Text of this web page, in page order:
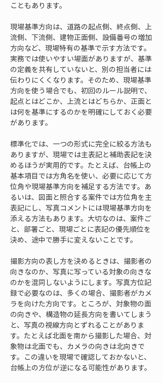
こともあります。
現場基準方向は、道路の起点側、終点側、上
流側、下流側、建物正面側、設備番号の増加
方向など、現場特有の基準で示す方法です。
実務では使いやすい場面がありますが、基準
の定義を共有していないと、別の担当者には
伝わりにくくなります。そのため、現場基準
方向を使う場合でも、初回のルール説明で、
起点とはどこか、上流とはどちらか、正面と
は何を基準にするのかを明確にしておく必要
があります。
標準化では、一つの形式に完全に絞る方法も
ありますが、現場では主表記と補助表記を決
めるほうが実用的です。たとえば、台帳上の
基本項目では方角名を使い、必要に応じて方
位角や現場基準方向を補足する方法です。あ
るいは、図面と照合する案件では方位角を主
表記にし、写真コメントには現場基準方向を
添える方法もあります。大切なのは、案件ご
と、部署ごと、現場ごとに表記の優先順位を
決め、途中で勝手に変えないことです。
撮影方向の表し方を決めるときは、撮影者の
向きなのか、写真に写っている対象の向きな
のかを混同しないようにします。写真方位記
録で必要なのは、多くの場合、撮影者がカメ
ラを向けた方向です。ところが、対象物の面
の向きや、構造物の延長方向を書いてしまう
と、写真の視線方向とずれることがありま
す。たとえば北面を南から撮影した場合、対
象物は北面でも、カメラの向きは北向きで
す。この違いを現場で確認しておかないと、
台帳上の方位が逆になる可能性があります。